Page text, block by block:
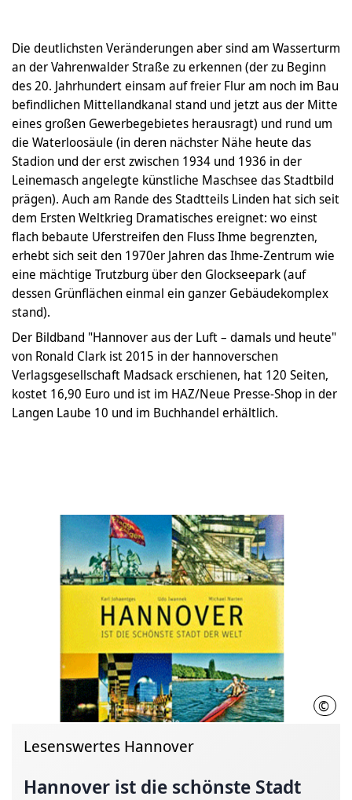
Die deutlichsten Veränderungen aber sind am Wasserturm
an der Vahrenwalder Straße zu erkennen (der zu Beginn
des 20. Jahrhundert einsam auf freier Flur am noch im Bau
befindlichen Mittellandkanal stand und jetzt aus der Mitte
eines großen Gewerbegebietes herausragt) und rund um
die Waterloosäule (in deren nächster Nähe heute das
Stadion und der erst zwischen 1934 und 1936 in der
Leinemasch angelegte künstliche Maschsee das Stadtbild
prägen). Auch am Rande des Stadtteils Linden hat sich seit
dem Ersten Weltkrieg Dramatisches ereignet: wo einst
flach bebaute Uferstreifen den Fluss Ihme begrenzten,
erhebt sich seit den 1970er Jahren das Ihme-Zentrum wie
eine mächtige Trutzburg über den Glockseepark (auf
dessen Grünflächen einmal ein ganzer Gebäudekomplex
stand).
Der Bildband "Hannover aus der Luft – damals und heute"
von Ronald Clark ist 2015 in der hannoverschen
Verlagsgesellschaft Madsack erschienen, hat 120 Seiten,
kostet 16,90 Euro und ist im HAZ/Neue Presse-Shop in der
Langen Laube 10 und im Buchhandel erhältlich.
©
Lesenswertes Hannover
Hannover ist die schönste Stadt